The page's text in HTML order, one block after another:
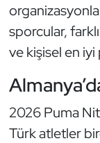
sporcular,
ve kişisel en
2026 Puma
Türk atletler
E-Spor
Eskrim
Futbol
Futsal